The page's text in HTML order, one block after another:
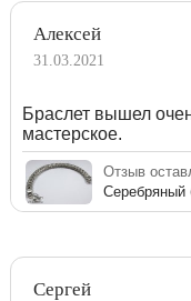
Алексей
31.03.2021
Браслет вышел
мастерское.
Отзыв
Серебряный
Сергей